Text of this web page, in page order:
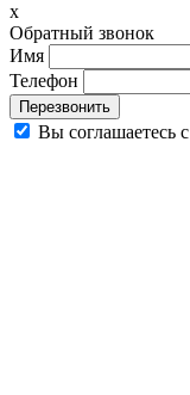
x
Обратный звонок
Имя
Телефон
Перезвонить
Вы соглашаетесь с